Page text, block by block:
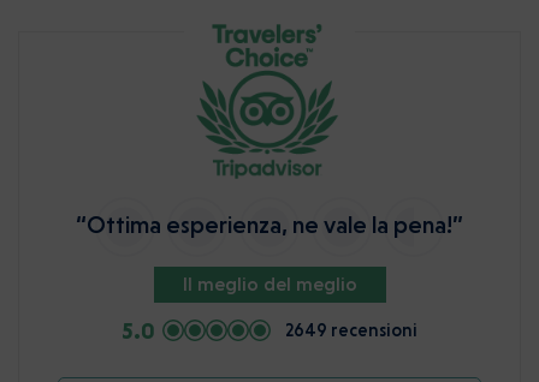
“Ottima esperienza, ne vale la pena!”
Il meglio del meglio
5.0 2649 recensioni